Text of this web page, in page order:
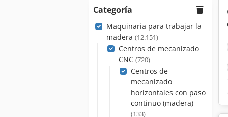
Categoría
Maquinaria para trabajar la
madera (12.151)
Centros de mecanizado
CNC (720)
Centros de
mecanizado
horizontales con paso
continuo (madera)
(133)